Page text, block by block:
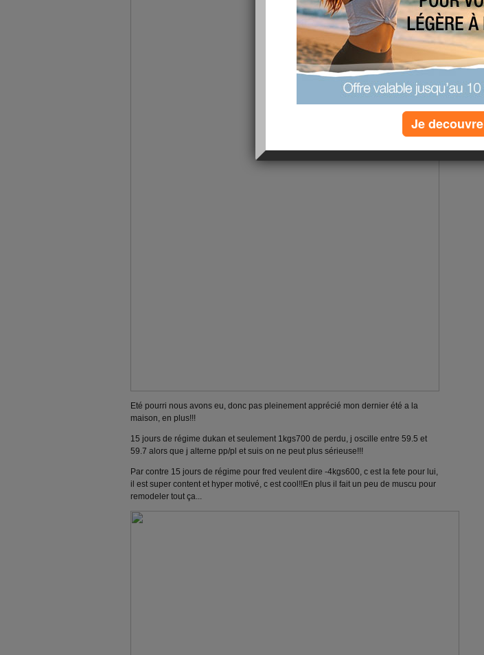
Eté pourri nous avons eu, donc pas pleinement apprécié mon dernier été a la
maison, en plus!!!
15 jours de régime dukan et seulement 1kgs700 de perdu, j oscille entre 59.5 et
59.7 alors que j alterne pp/pl et suis on ne peut plus sérieuse!!!
Par contre 15 jours de régime pour fred veulent dire -4kgs600, c est la fete pour lui,
il est super content et hyper motivé, c est cool!!En plus il fait un peu de muscu pour
remodeler tout ça...
Je decouvre